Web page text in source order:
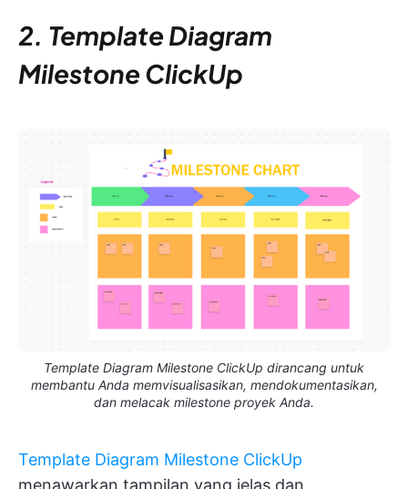
2. Template Diagram
Milestone ClickUp
Template Diagram Milestone ClickUp dirancang untuk
membantu Anda memvisualisasikan, mendokumentasikan,
dan melacak milestone proyek Anda.
Template Diagram Milestone ClickUp
menawarkan tampilan yang jelas dan